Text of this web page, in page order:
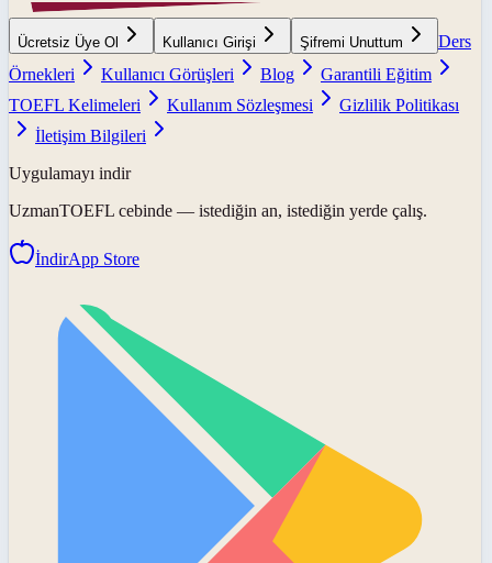
Ücretsiz Üye Ol Kullanıcı Girişi Şifremi Unuttum
Ders
Örnekleri
Kullanıcı Görüşleri Blog
Garantili Eğitim
TOEFL Kelimeleri
Kullanım Sözleşmesi
Gizlilik Politikası
İletişim Bilgileri
Uygulamayı indir
UzmanTOEFL cebinde — istediğin an, istediğin yerde çalış.
İndirApp Store